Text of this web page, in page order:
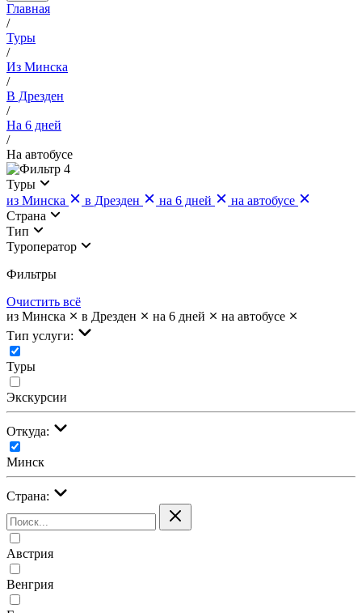
Главная
/
Туры
/
Из Минска
/
В Дрезден
/
На 6 дней
/
На автобусе
4
Туры
из Минска
в Дрезден на 6 дней
на автобусе
Страна
Тип
Туроператор
Фильтры
Очистить всё
из Минска
в Дрезден на 6 дней
на автобусе
Тип услуги:
Туры
Экскурсии
Откуда:
Минск
Страна:
Австрия
Венгрия